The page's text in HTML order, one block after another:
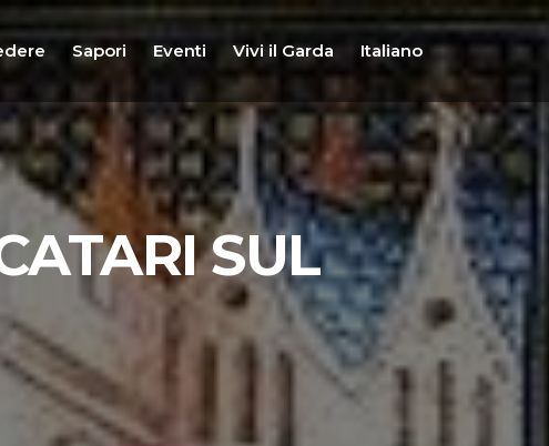
Sapori Eventi Vivi il Garda Italiano
SUL